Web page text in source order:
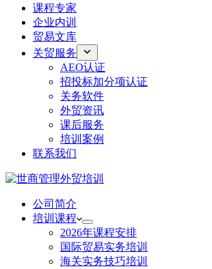
课程专家
企业内训
贸易文库
关贸服务
AEO认证
招投标加分项认证
关务软件
外贸资讯
课后服务
培训案例
联系我们
公司简介
培训课程
2026年课程安排
国际贸易实务培训
海关实务技巧培训